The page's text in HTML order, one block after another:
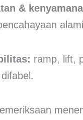
&
ramp, lift,